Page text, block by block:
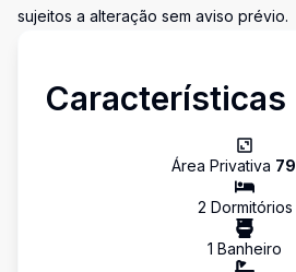
sujeitos a alteração sem aviso prévio.
Características
Área Privativa 79
2 Dormitórios
1 Banheiro